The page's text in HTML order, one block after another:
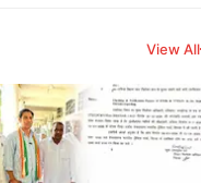
View All